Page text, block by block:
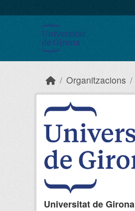
Organitzacions
Universitat de Girona